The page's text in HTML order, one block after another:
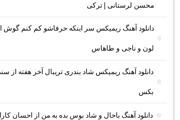
محسن لرستانی | ترکی
دانلود آهنگ ریمیکس سر اینکه حرفاشو کم کنم
لون و ناجی و طاهاس
دانلود آهنگ ریمیکس شاد بندری تریبال آخر هفته از
بکس
دانلود آهنگ باحال و شاد بوس بده به من از احسان